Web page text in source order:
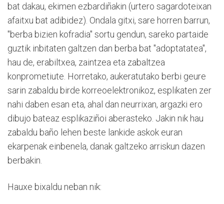
bat dakau, ekimen ezbardiñakin (urtero sagardoteixan
afaitxu bat adibidez). Ondala gitxi, sare horren barrun,
"berba bizien kofradia" sortu gendun, sareko partaide
guztik inbitaten galtzen dan berba bat "adoptatatea",
hau de, erabiltxea, zaintzea eta zabaltzea
konprometiute. Horretako, aukeratutako berbi geure
sarin zabaldu birde korreoelektronikoz, esplikaten zer
nahi daben esan eta, ahal dan neurrixan, argazki ero
dibujo bateaz esplikaziñoi aberasteko. Jakin nik hau
zabaldu baño lehen beste lankide askok euran
ekarpenak einbenela, danak galtzeko arriskun dazen
berbakin.
Hauxe bixaldu neban nik: